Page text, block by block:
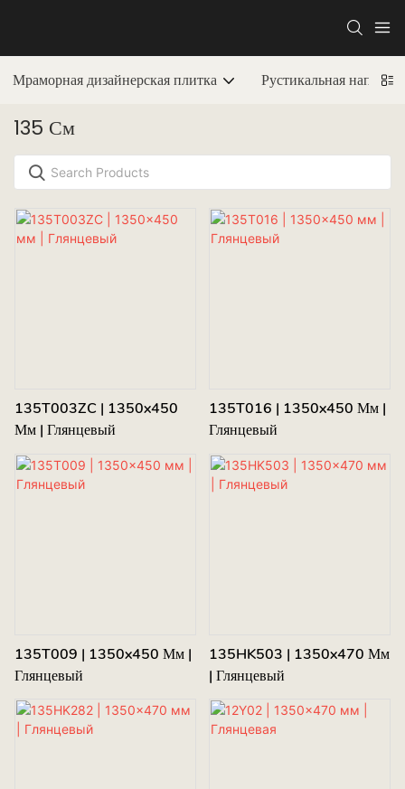
Мраморная дизайнерская плитка Рустикальная
135 См
135T003ZC | 1350x450
Мм | Глянцевый
135T016 | 1350x450 Мм |
Глянцевый
135T009 | 1350x450 Мм |
Глянцевый
135HK503 | 1350x470 Мм
| Глянцевый